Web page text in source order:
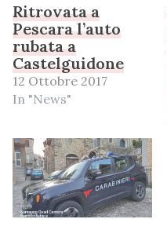
Ritrovata a
Pescara l’auto
rubata a
Castelguidone
12 Ottobre 2017
In "News"